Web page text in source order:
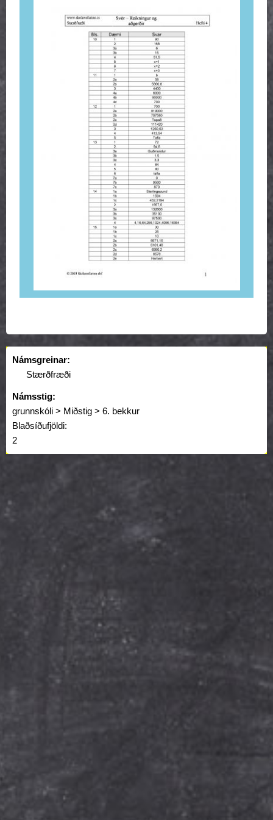
Námsgreinar:
Stærðfræði
Námsstig:
grunnskóli > Miðstig > 6. bekkur
Blaðsíðufjöldi:
2